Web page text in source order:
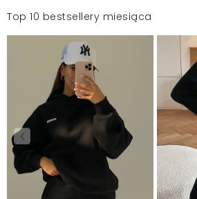
Top 10 bestsellery miesiąca